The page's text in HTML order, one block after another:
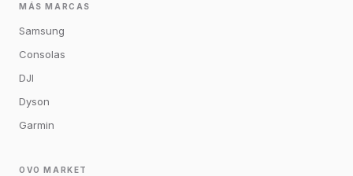
MÁS MARCAS
Samsung
Consolas
DJI
Dyson
Garmin
OVO MARKET